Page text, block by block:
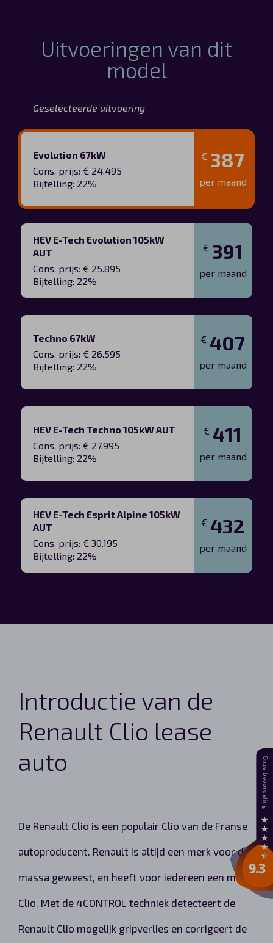
Uitvoeringen van dit
model
Geselecteerde uitvoering
Evolution 67kW
Cons. prijs: € 24.495
Bijtelling: 22%
€ 387
per maand
HEV E-Tech Evolution 105kW
AUT
Cons. prijs: € 25.895
Bijtelling: 22%
€ 391
per maand
Techno 67kW
Cons. prijs: € 26.595
Bijtelling: 22%
€ 407
per maand
HEV E-Tech Techno 105kW AUT
Cons. prijs: € 27.995
Bijtelling: 22%
€ 411
per maand
HEV E-Tech Esprit Alpine 105kW
AUT
Cons. prijs: € 30.195
Bijtelling: 22%
€ 432
per maand
Introductie van de
Renault Clio lease
auto
De Renault Clio is een populair Clio van de Franse
autoproducent. Renault is altijd een merk voor de
massa geweest, en heeft voor iedereen een mooi
Clio. Met de 4CONTROL techniek detecteert de
Renault Clio mogelijk gripverlies en corrigeert de